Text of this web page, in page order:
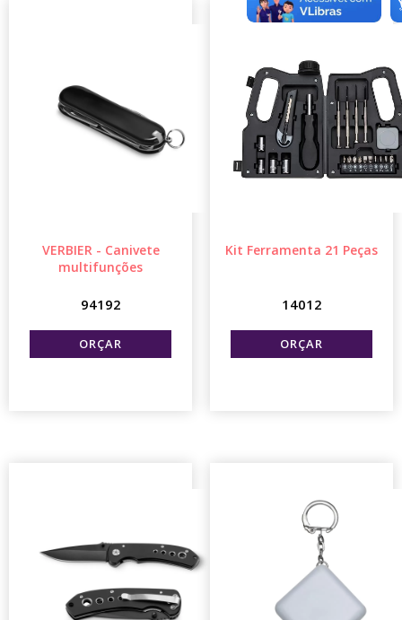
VERBIER - Canivete
multifunções
94192
Kit Ferramenta 21 Peças
14012